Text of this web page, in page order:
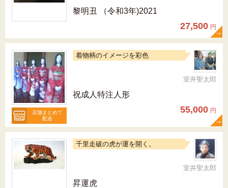
黎明丑 （令和3年)2021
27,500 円
店舗まとめて
配送
着物柄のイメージを彩色
室井聖太郎
祝成人特注人形
55,000 円
千里走破の虎が運を開く。
室井聖太郎
昇運虎